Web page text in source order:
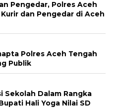
Pengedar, Polres Aceh
dan Pengedar di Aceh
Polres Aceh Tengah
Publik
Sekolah Dalam Rangka
Hali Yoga Nilai SD